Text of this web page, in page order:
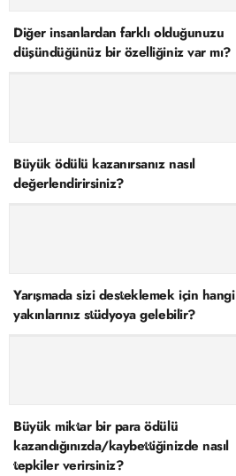
Diğer insanlardan farklı olduğunuzu
düşündüğünüz bir özelliğiniz var mı?
Büyük ödülü kazanırsanız nasıl
değerlendirirsiniz?
Yarışmada sizi desteklemek için hangi
yakınlarınız stüdyoya gelebilir?
Büyük miktar bir para ödülü
kazandığınızda/kaybettiğinizde nasıl
tepkiler verirsiniz?